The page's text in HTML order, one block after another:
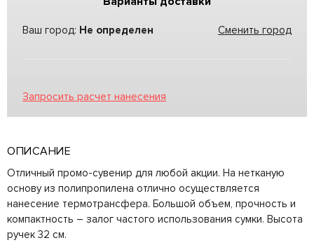
Ваш город: Не определен Сменить город
Запросить расчет нанесения
ОПИСАНИЕ
Отличный промо-сувенир для любой акции. На нетканую
основу из полипропилена отлично осуществляется
нанесение термотрансфера. Большой объем, прочность и
компактность – залог частого использования сумки. Высота
ручек 32 см.